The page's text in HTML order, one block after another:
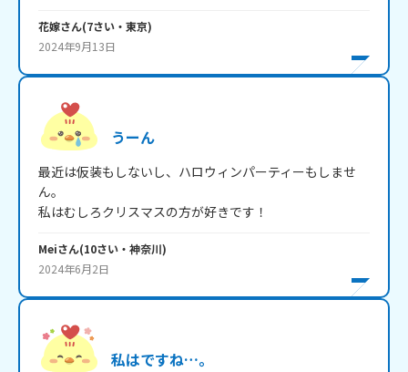
花嫁さん(7さい・ 東京)
2024年9月13日
うーん
最近は仮装もしないし、ハロウィンパーティーもしませ
ん。
私はむしろクリスマスの方が好きです！
Meiさん(10さい・ 神奈川)
2024年6月2日
私はですね…。